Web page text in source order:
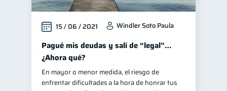
15 / 06 / 2021 Windler Soto Paula
Pagué mis deudas y salí de “legal”…
¿Ahora qué?
En mayor o menor medida, el riesgo de
enfrentar dificultades a la hora de honrar tus